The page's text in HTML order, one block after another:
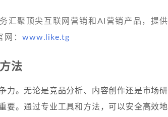
汇聚顶尖互联网营销和AI营销产品，提供
网：www.like.tg
法
力。无论是竞品分析、内容创作还是市场研
要。通过专业工具和方法，可以安全高效地